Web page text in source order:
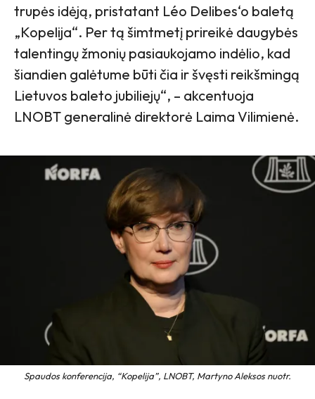
trupės idėją, pristatant Léo Delibes‘o baletą
„Kopelija“. Per tą šimtmetį prireikė daugybės
talentingų žmonių pasiaukojamo indėlio, kad
šiandien galėtume būti čia ir švęsti reikšmingą
Lietuvos baleto jubiliejų“, – akcentuoja
LNOBT generalinė direktorė Laima Vilimienė.
Spaudos konferencija, “Kopelija”, LNOBT, Martyno Aleksos nuotr.